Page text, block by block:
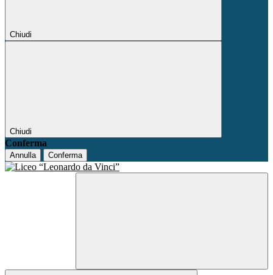
Chiudi
Chiudi
Conferma
Annulla Conferma